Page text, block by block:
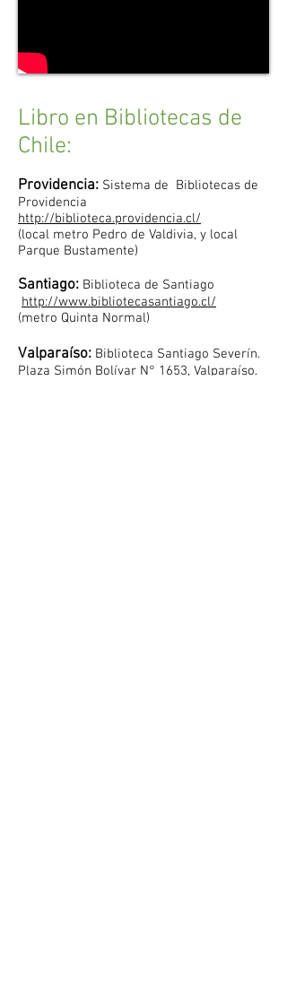
Libro en Bibliotecas de
Chile:
Providencia: Sistema de Bibliotecas de
Providencia
http://biblioteca.providencia.cl/
(local metro Pedro de Valdivia, y local
Parque Bustamente)
Santiago: Biblioteca de Santiago
http://www.bibliotecasantiago.cl/
(metro Quinta Normal)
Valparaíso: Biblioteca Santiago Severín.
Plaza Simón Bolívar N° 1653, Valparaíso.